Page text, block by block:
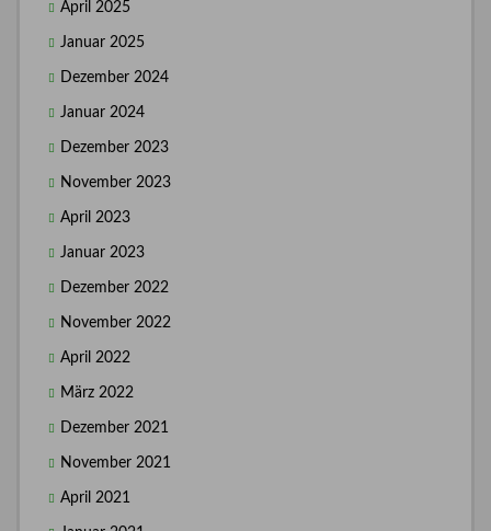
April 2025
Januar 2025
Dezember 2024
Januar 2024
Dezember 2023
November 2023
April 2023
Januar 2023
Dezember 2022
November 2022
April 2022
März 2022
Dezember 2021
November 2021
April 2021